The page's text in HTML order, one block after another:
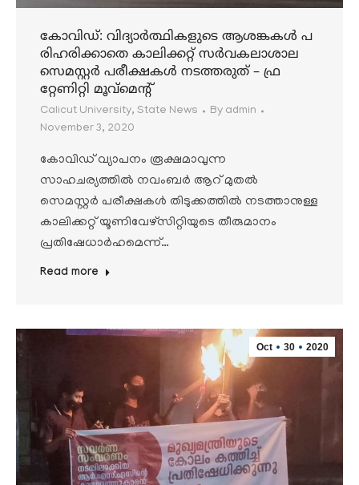
കോവിഡ്: വിദ്യാർത്ഥികളുടെ ആശങ്കകൾ പ
രിഹരിക്കാതെ കാലിക്കറ്റ്‌ സർവകലാശാല
സെമസ്റ്റർ പരീക്ഷകൾ നടത്തരുത് – ഫ്ര
റ്റേണിറ്റി മൂവ്മെന്റ്
Calicut University, State News By admin
November 3, 2020
കോവിഡ്‌ വ്യാപനം രൂക്ഷമാവുന്ന
സാഹചര്യത്തിൽ നവംബർ ആറ് മുതൽ
സെമസ്റ്റർ പരീക്ഷകൾ തിടുക്കത്തിൽ നടത്താനുള്ള
കാലിക്കറ്റ് യൂണിവേഴ്സിറ്റിയുടെ തീരുമാനം
പ്രതിഷേധാർഹമെന്ന്…
Read more
Oct 30 2020